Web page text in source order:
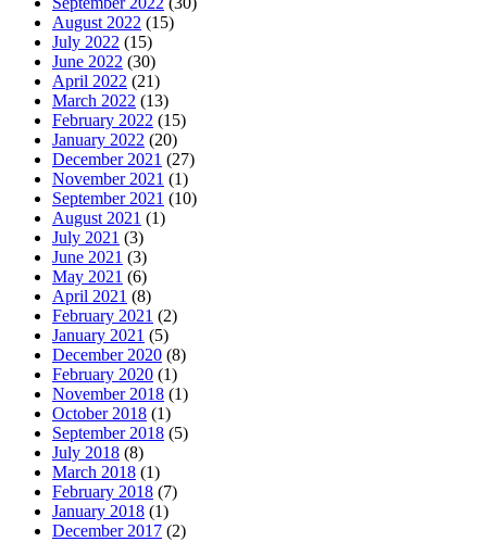
August 2022 (15)
July 2022 (15)
June 2022 (30)
April 2022 (21)
March 2022 (13)
February 2022 (15)
January 2022 (20)
December 2021 (27)
November 2021 (1)
September 2021 (10)
August 2021 (1)
July 2021 (3)
June 2021 (3)
May 2021 (6)
April 2021 (8)
February 2021 (2)
January 2021 (5)
December 2020 (8)
February 2020 (1)
November 2018 (1)
October 2018 (1)
September 2018 (5)
July 2018 (8)
March 2018 (1)
February 2018 (7)
January 2018 (1)
December 2017 (2)